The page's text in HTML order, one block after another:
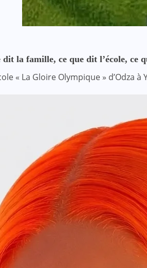
la famille, ce que dit l’école, ce
« La Gloire Olympique »